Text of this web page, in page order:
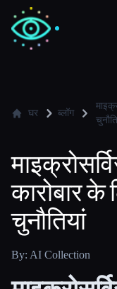
डेवलपर्स
🎓विद्यार्थी
घर ब्लॉग
कारोबार
चुनौतियां
By: AI Collection